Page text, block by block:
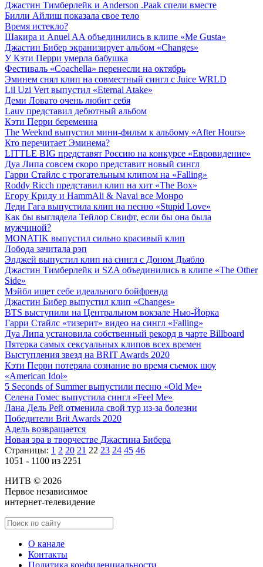
Джастин Тимберлейк и Anderson .Paak спели вместе
Билли Айлиш показала свое тело
Время истекло?
Шакира и Anuel AA объединились в клипе «Me Gusta»
Джастин Бибер экранизирует альбом «Changes»
У Кэти Перри умерла бабушка
Фестиваль «Coachella» перенесли на октябрь
Эминем снял клип на совместный сингл с Juice WRLD
Lil Uzi Vert выпустил «Eternal Atake»
Деми Ловато очень любит себя
Lauv представил дебютный альбом
Кэти Перри беременна
The Weeknd выпустил мини-фильм к альбому «After Hours»
Кто перечитает Эминема?
LITTLE BIG представят Россию на конкурсе «Евровидение»
Дуа Липа совсем скоро представит новый сингл
Гарри Стайлс с трогательным клипом на «Falling»
Roddy Ricch представил клип на хит «The Box»
Егору Криду и HammAli & Navai все Монро
Леди Гага выпустила клип на песню «Stupid Love»
Как бы выглядела Тейлор Свифт, если бы она была
мужчиной?
MONATIK выпустил сильно красивый клип
Лобода зачитала рэп
Элджей выпустил клип на сингл с Доном Дьябло
Джастин Тимберлейк и SZA объединились в клипе «The Other
Side»
Мэйбл ищет себе идеального бойфренда
Джастин Бибер выпустил клип «Changes»
BTS выступили на Центральном вокзале Нью-Йорка
Гарри Стайлс «тизерит» видео на сингл «Falling»
Дуа Липа установила собственный рекорд в чарте Billboard
Пятерка самых сексуальных клипов всех времен
Выступления звезд на BRIT Awards 2020
Кэти Перри потеряла сознание во время съемок шоу
«American Idol»
5 Seconds of Summer выпустили песню «Old Me»
Селена Гомес выпустила сингл «Feel Me»
Лана Дель Рей отменила свой тур из-за болезни
Победители Brit Awards 2020
Адель возвращается
Новая эра в творчестве Джастина Бибера
Страницы: 1 2 20 21 22 23 24 45 46
1051 - 1100 из 2251
НИТВ © 2026
Первое независимое
интернет-телевидение
О канале
Контакты